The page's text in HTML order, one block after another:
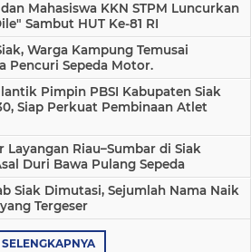
Mahasiswa KKN STPM Luncurkan
Sambut HUT Ke-81 RI
Warga Kampung Temusai
Pencuri Sepeda Motor.
Pimpin PBSI Kabupaten Siak
Siap Perkuat Pembinaan Atlet
Layangan Riau–Sumbar di Siak
Duri Bawa Pulang Sepeda
Siak Dimutasi, Sejumlah Nama Naik
Tergeser
SELENGKAPNYA